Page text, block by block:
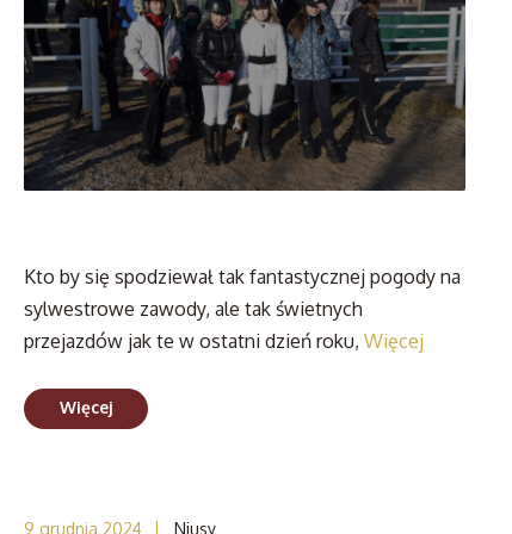
Kto by się spodziewał tak fantastycznej pogody na
sylwestrowe zawody, ale tak świetnych
przejazdów jak te w ostatni dzień roku, Więcej
Więcej
9 grudnia 2024 | Niusy